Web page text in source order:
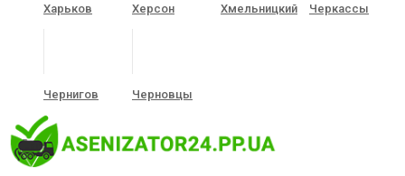
Харьков Херсон Хмельницкий Черкассы
Чернигов Черновцы